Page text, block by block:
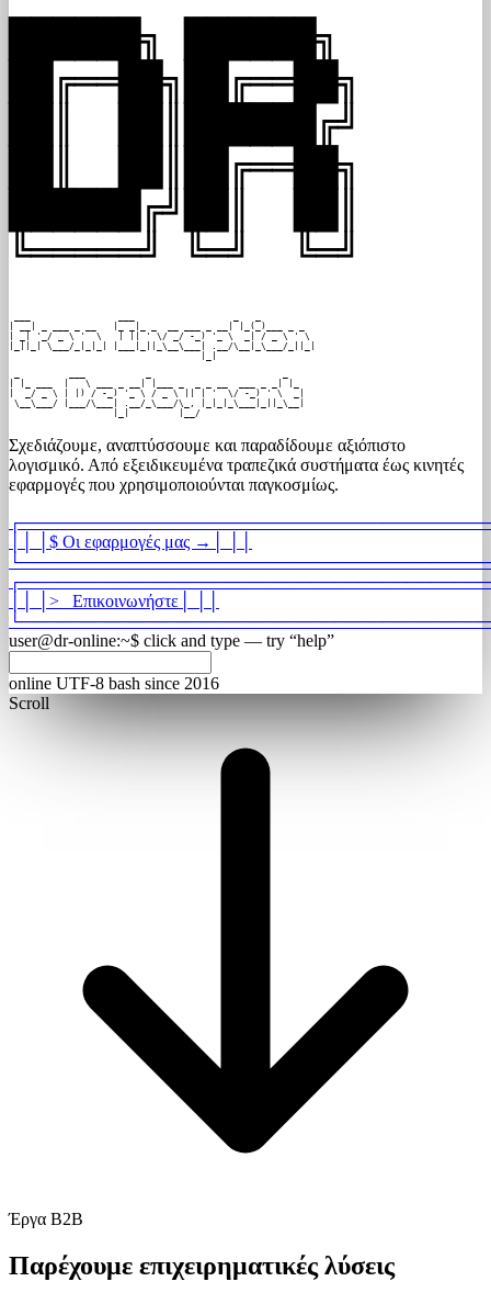
██████╗ ██████╗
██╔══██╗██╔══██╗
██║  ██║██████╔╝
██║  ██║██╔══██╗
██████╔╝██║  ██║
╚═════╝ ╚═╝  ╚═╝
| __| _ ___ _ __   |_ _|_ _  __ ___ _ __| |_(_)___ _ _
| _| '_/ _ \ '  \   | || ' \/ _/ -_) '_ \  _| / _ \ ' \
|_||_| \___/_|_|_| |___|_||_\__\___| .__/\__|_\___/_||_|
| |_ ___  |   \ ___ _ __| |___ _  _ _ __  ___ _ _| |_
|  _/ _ \ | |) / -_) '_ \ / _ \ || | '  \/ -_) ' \  _|
\__\___/ |___/\___| .__/_\___/\_, |_|_|_\___|_||_\__|
                   |_|         |__/
Σχεδιάζουμε, αναπτύσσουμε και παραδίδουμε αξιόπιστο
λογισμικό. Από εξειδικευμένα τραπεζικά συστήματα έως κινητές
εφαρμογές που χρησιμοποιούνται παγκοσμίως.
┌
$ Οι εφαρμογές μας →
└
┌
>_ Επικοινωνήστε
└
user@dr-online:~$ click and type — try “help”
online UTF-8 bash since 2016
Scroll
Έργα B2B
Παρέχουμε επιχειρηματικές λύσεις